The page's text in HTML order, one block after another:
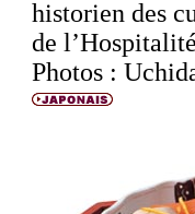
historien des
de
Photos :